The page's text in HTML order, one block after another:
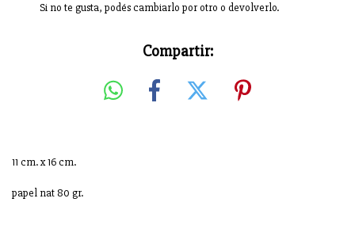
Si no te gusta, podés cambiarlo por otro o devolverlo.
Compartir:
11 cm. x 16 cm.
papel nat 80 gr.